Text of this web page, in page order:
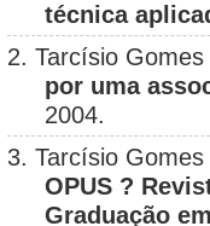
técnica
2. Tarcísio
por uma
2004.
3. Tarcísio
OPUS ?
Graduação